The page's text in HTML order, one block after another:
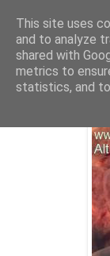
fredag den 20.
Udvikling
fødsel
This site uses
and to analyze
shared with
metrics to
statistics, and